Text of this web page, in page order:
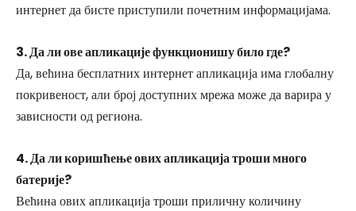
интернет да бисте приступили почетним информацијама.
3. Да ли ове апликације функционишу било где?
Да, већина бесплатних интернет апликација има глобалну
покривеност, али број доступних мрежа може да варира у
зависности од региона.
4. Да ли коришћење ових апликација троши много
батерије?
Већина ових апликација троши приличну количину